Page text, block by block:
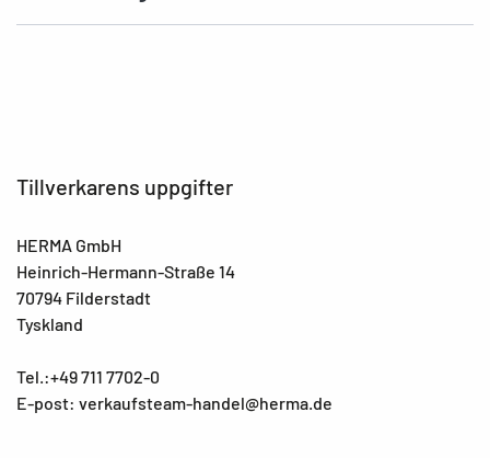
Tillverkarens uppgifter
HERMA GmbH
Heinrich-Hermann-Straße 14
70794 Filderstadt
Tyskland
Tel.:+49 711 7702-0
E-post: verkaufsteam-handel@herma.de